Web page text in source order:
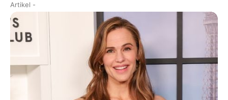
Artikel -